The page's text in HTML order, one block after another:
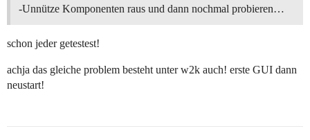
-Unnütze Komponenten raus und dann nochmal probieren…
schon jeder getestest!
achja das gleiche problem besteht unter w2k auch! erste GUI dann
neustart!